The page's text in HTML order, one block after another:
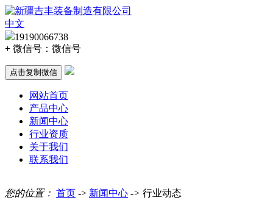
中文
19190066738
+ 微信号： 微信号
点击复制微信
网站首页
产品中心
新闻中心
行业资质
关于我们
联系我们
您的位置： 首页 -> 新闻中心 -> 行业动态